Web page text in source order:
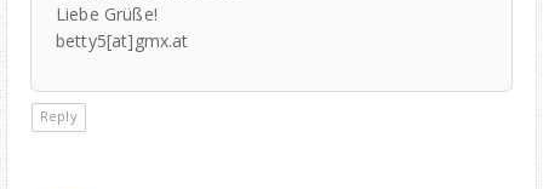
Liebe Grüße!
betty5[at]gmx.at
Reply